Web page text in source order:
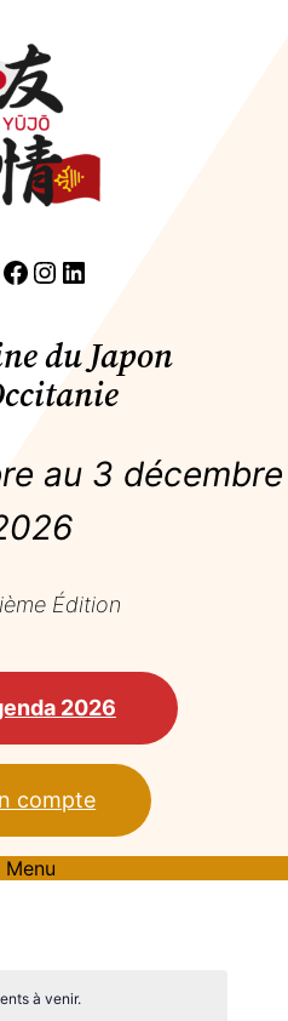
lien facebook Instagram LinkedIn
du Japon
au 3 décembre
Édition
2026
compte
Menu
à venir.